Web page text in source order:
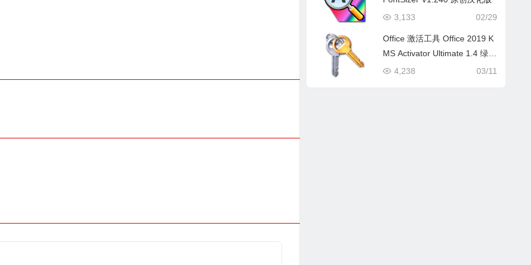
02/29
3,133
Office 激活工具 Office 2019 K
MS Activator Ultimate 1.4 绿色
最终版
03/11
4,238